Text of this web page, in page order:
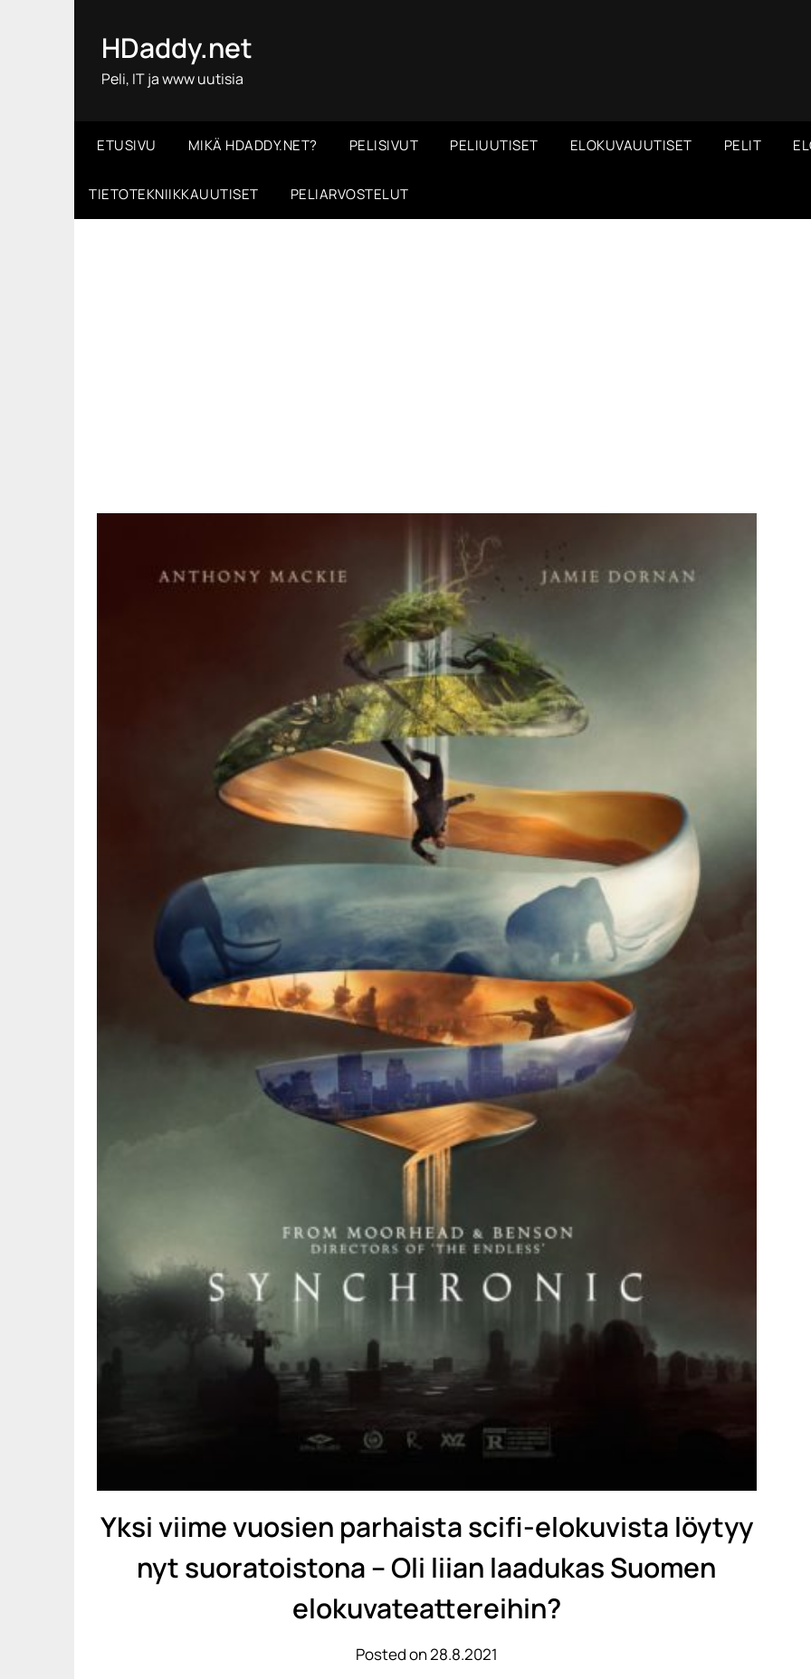
HDaddy.net
Peli, IT ja www uutisia
ETUSIVU MIKÄ HDADDY.NET? PELISIVUT PELIUUTISET ELOKUVAUUTISET PELIT
TIETOTEKNIIKKAUUTISET PELIARVOSTELUT
Yksi viime vuosien parhaista scifi-elokuvista löytyy
nyt suoratoistona – Oli liian laadukas Suomen
elokuvateattereihin?
Posted on 28.8.2021